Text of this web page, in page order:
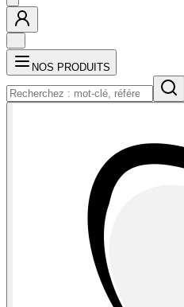
NOS PRODUITS